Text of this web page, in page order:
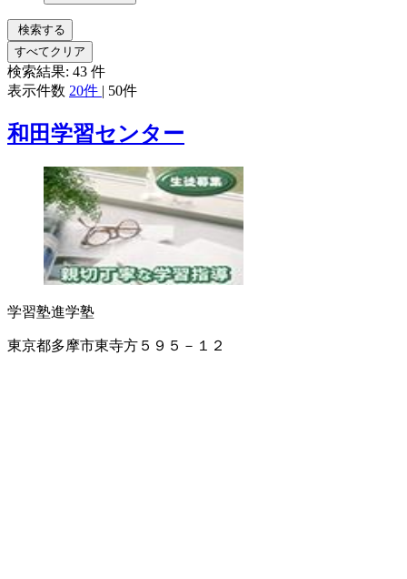
検索する
すべてクリア
検索結果: 43 件
表示件数 20件 | 50件
和田学習センター
学習塾進学塾
東京都多摩市東寺方５９５－１２